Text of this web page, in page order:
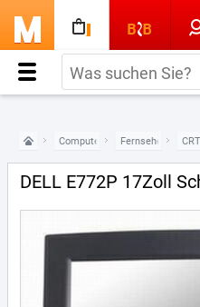
Computer & Elektronik
Fernseher &
DELL E772P 17Zoll